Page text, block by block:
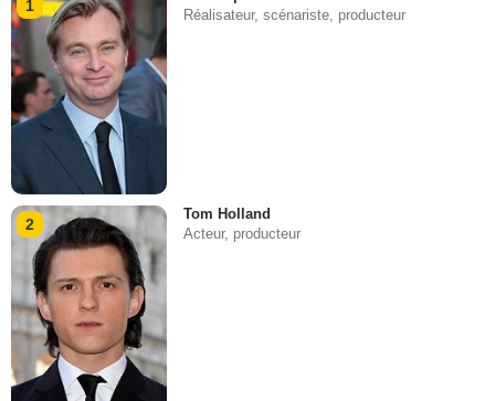
1
Réalisateur, scénariste, producteur
2
Tom Holland
Acteur, producteur